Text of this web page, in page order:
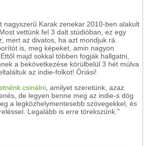
nagyszerű Karak zenekar 2010-ben alakult
vettünk fel 3 dalt stúdióban, ez egy
mert az divatos, ha azt mondjuk rá.
is, meg képeket, amin nagyon
majd sokkal többen fogják hallgatni,
a bekövetkezése körülbelül 3 hét múlva
az indie-folkot! Óriási!
csinálni , amilyet szeretünk, azaz
de legyen benne meg az indie-s dög
a legközhelymentesebb szövegekkel, és
Legalább is erre törekszünk."